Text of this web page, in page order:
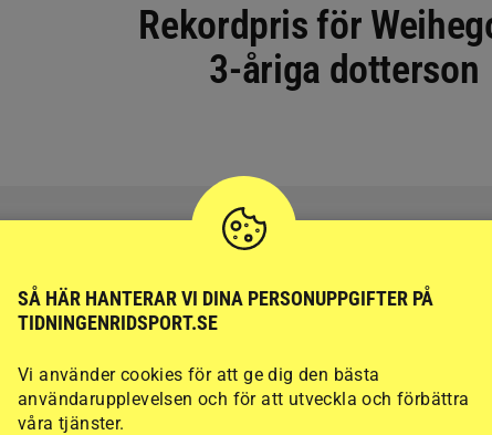
Rekordpris för
3-åriga dotterson
BLOGGAR
SÅ HÄR HANTERAR VI DINA PERSONUPPGIFTER PÅ
TIDNINGENRIDSPORT.SE
Vi använder cookies för att ge dig den bästa
användarupplevelsen och för att utveckla och förbättra
våra tjänster.